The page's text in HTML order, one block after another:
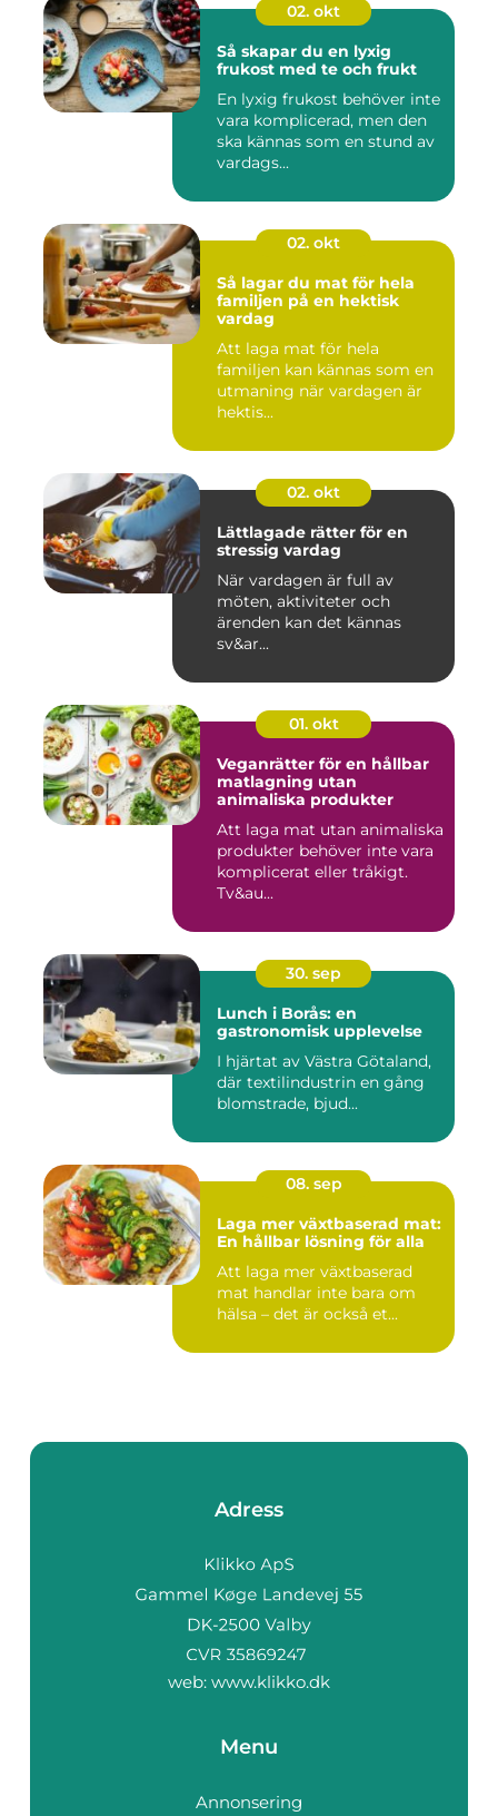
02. okt
Så skapar du en lyxig
frukost med te och frukt
En lyxig frukost behöver inte
vara komplicerad, men den
ska kännas som en stund av
vardags...
02. okt
Så lagar du mat för hela
familjen på en hektisk
vardag
Att laga mat för hela
familjen kan kännas som en
utmaning när vardagen är
hektis...
02. okt
Lättlagade rätter för en
stressig vardag
När vardagen är full av
möten, aktiviteter och
ärenden kan det kännas
sv&ar...
01. okt
Veganrätter för en hållbar
matlagning utan
animaliska produkter
Att laga mat utan animaliska
produkter behöver inte vara
komplicerat eller tråkigt.
Tv&au...
30. sep
Lunch i Borås: en
gastronomisk upplevelse
I hjärtat av Västra Götaland,
där textilindustrin en gång
blomstrade, bjud...
08. sep
Laga mer växtbaserad mat:
En hållbar lösning för alla
Att laga mer växtbaserad
mat handlar inte bara om
hälsa – det är också et...
Adress
web: www.klikko.dk
Menu
Annonsering